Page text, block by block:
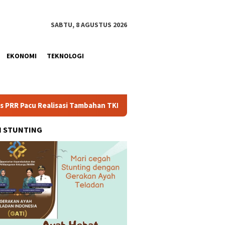
SABTU, 8 AGUSTUS 2026
EKONOMI TEKNOLOGI
Tambahan TKD Aceh Rp1,65 Triliun, Pastikan Transparan
STUNTING